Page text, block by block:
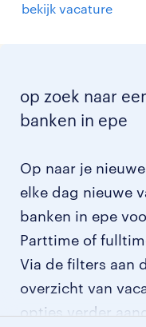
bekijk vacature
op zoek naar
banken in epe
Op naar je
elke dag nieuwe
banken in epe
Parttime of
Via de filters aan
overzicht van
opties verder